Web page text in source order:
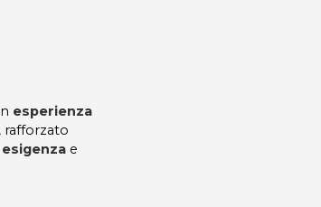
esperienza
rafforzato
e